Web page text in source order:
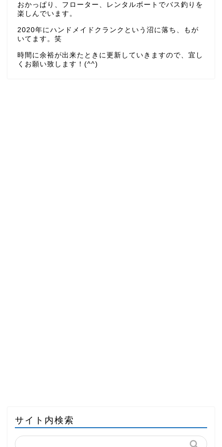
おかっぱり、フローター、レンタルボートでバス釣りを
楽しんでいます。
2020年にハンドメイドクランクという沼に落ち、もが
いてます。笑
時間に余裕が出来たときに更新していきますので、宜し
くお願い致します！(^^)
サイト内検索